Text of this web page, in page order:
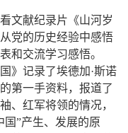
文献纪录片《山河岁
党的历史经验中感悟
和交流学习感悟。
》记录了埃德加·斯诺
第一手资料，报道了
、红军将领的情况，
国”产生、发展的原